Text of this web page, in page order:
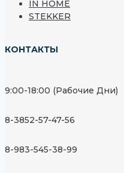
IN HOME
STEKKER
КОНТАКТЫ
9:00-18:00 (Рабочие Дни)
8-3852-57-47-56
8-983-545-38-99